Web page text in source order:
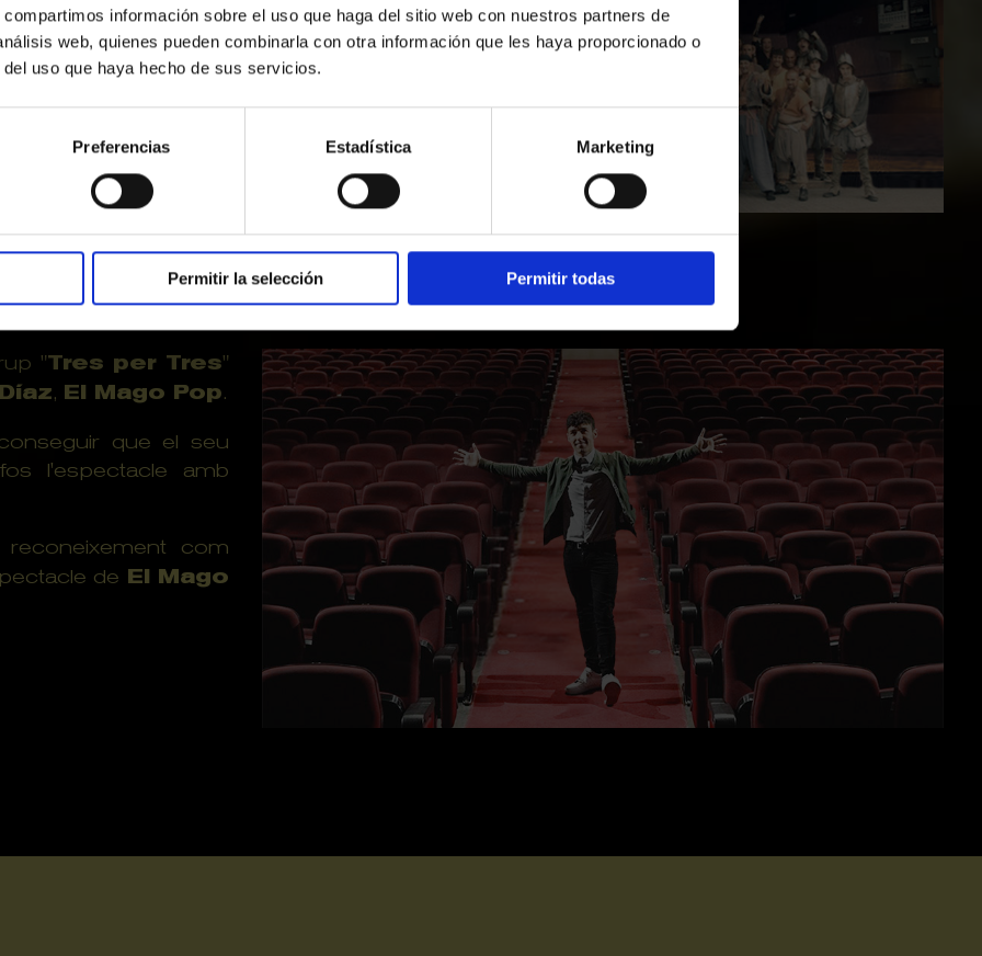
información sobre el uso que haga del sitio web con nuestros partners de
web, quienes pueden combinarla con otra información que les haya proporcionado o
uso que haya hecho de sus servicios.
Preferencias Estadística Marketing
Permitir la selección Permitir todas
del Liceu, i la seva
aquest lustre de
va tenir lloc
també elTeatre
anys encarregats de
a societat comprar el
"Tres per Tres"
, El Mago Pop.
que el seu
l'espectacle amb
com
de El Mago